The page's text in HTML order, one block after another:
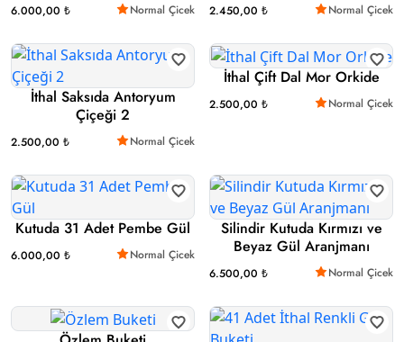
6.000,00 ₺ Normal Çicek 2.450,00 ₺ Normal Çicek
İthal Saksıda Antoryum
Çiçeği 2
2.500,00 ₺ Normal Çicek
İthal Çift Dal Mor Orkide
2.500,00 ₺ Normal Çicek
Kutuda 31 Adet Pembe Gül
6.000,00 ₺ Normal Çicek
Silindir Kutuda Kırmızı ve
Beyaz Gül Aranjmanı
6.500,00 ₺ Normal Çicek